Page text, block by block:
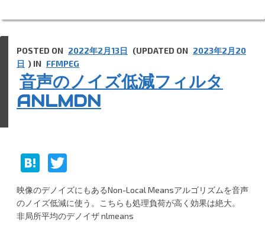
a
音声のノイズ低減フィルタ
ANLMDN
POSTED ON 2022年2月13日 (UPDATED ON 2023年2月20
日 ) IN FFMPEG
H
at
e
n
w
itt
er
映像のデノイズにもあるNon-Local Meansアルゴリズムを音声
のノイズ低減に使う。こちらも処理負荷が高く効果は絶大。
非局所平均のデノイザ nlmeans